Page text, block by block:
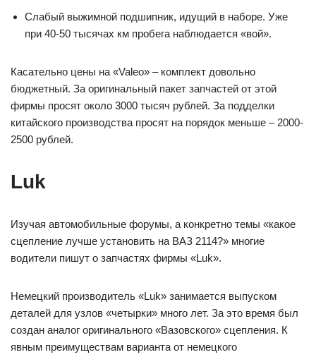
Слабый выжимной подшипник, идущий в наборе. Уже
при 40-50 тысячах км пробега наблюдается «вой».
Касательно цены на «Valeo» – комплект довольно
бюджетный. За оригинальный пакет запчастей от этой
фирмы просят около 3000 тысяч рублей. За подделки
китайского производства просят на порядок меньше – 2000-
2500 рублей.
Luk
Изучая автомобильные форумы, а конкретно темы «какое
сцепление лучше установить на ВАЗ 2114?» многие
водители пишут о запчастях фирмы «Luk».
Немецкий производитель «Luk» занимается выпуском
деталей для узлов «четырки» много лет. За это время был
создан аналог оригинального «Вазовского» сцепления. К
явным преимуществам варианта от немецкого